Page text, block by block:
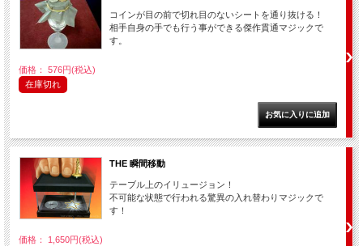
コインが目の前で切れ目のないシートを通り抜ける！
相手自身の手でも行う事ができる傑作貫通マジックで
す。
価格： 576円(税込)
在庫切れ
THE 瞬間移動
テーブル上のイリュージョン！
不可能な状態で行われる驚異の入れ替わりマジックで
す！
価格： 1,650円(税込)